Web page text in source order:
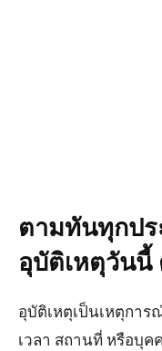
ตามทันทุกปร
อุบัติเหตุวัน
อุบัติเหตุเป็นเหตุการ
เวลา สถานที่ หรือบุค